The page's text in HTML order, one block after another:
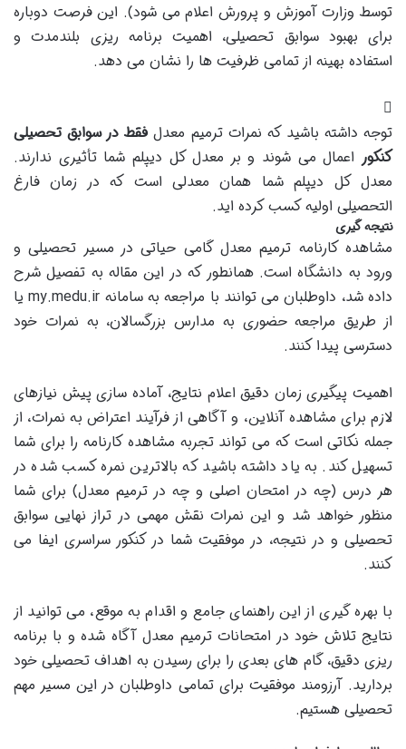
توسط وزارت آموزش و پرورش اعلام می شود). این فرصت دوباره
برای بهبود سوابق تحصیلی، اهمیت برنامه ریزی بلندمدت و
استفاده بهینه از تمامی ظرفیت ها را نشان می دهد.
توجه داشته باشید که نمرات ترمیم معدلفقط در سوابق تحصیلی
کنکور اعمال می شوند و بر معدل کل دیپلم شما تأثیری ندارند.
معدل کل دیپلم شما همان معدلی است که در زمان فارغ
التحصیلی اولیه کسب کرده اید.
نتیجه گیری
مشاهده کارنامه ترمیم معدل گامی حیاتی در مسیر تحصیلی و
ورود به دانشگاه است. همانطور که در این مقاله به تفصیل شرح
داده شد، داوطلبان می توانند با مراجعه به سامانه my.medu.ir یا
از طریق مراجعه حضوری به مدارس بزرگسالان، به نمرات خود
دسترسی پیدا کنند.
اهمیت پیگیری زمان دقیق اعلام نتایج، آماده سازی پیش نیازهای
لازم برای مشاهده آنلاین، و آگاهی از فرآیند اعتراض به نمرات، از
جمله نکاتی است که می تواند تجربه مشاهده کارنامه را برای شما
تسهیل کند. به یاد داشته باشید که بالاترین نمره کسب شده در
هر درس (چه در امتحان اصلی و چه در ترمیم معدل) برای شما
منظور خواهد شد و این نمرات نقش مهمی در تراز نهایی سوابق
تحصیلی و در نتیجه، در موفقیت شما در کنکور سراسری ایفا می
کنند.
با بهره گیری از این راهنمای جامع و اقدام به موقع، می توانید از
نتایج تلاش خود در امتحانات ترمیم معدل آگاه شده و با برنامه
ریزی دقیق، گام های بعدی را برای رسیدن به اهداف تحصیلی خود
بردارید. آرزومند موفقیت برای تمامی داوطلبان در این مسیر مهم
تحصیلی هستیم.